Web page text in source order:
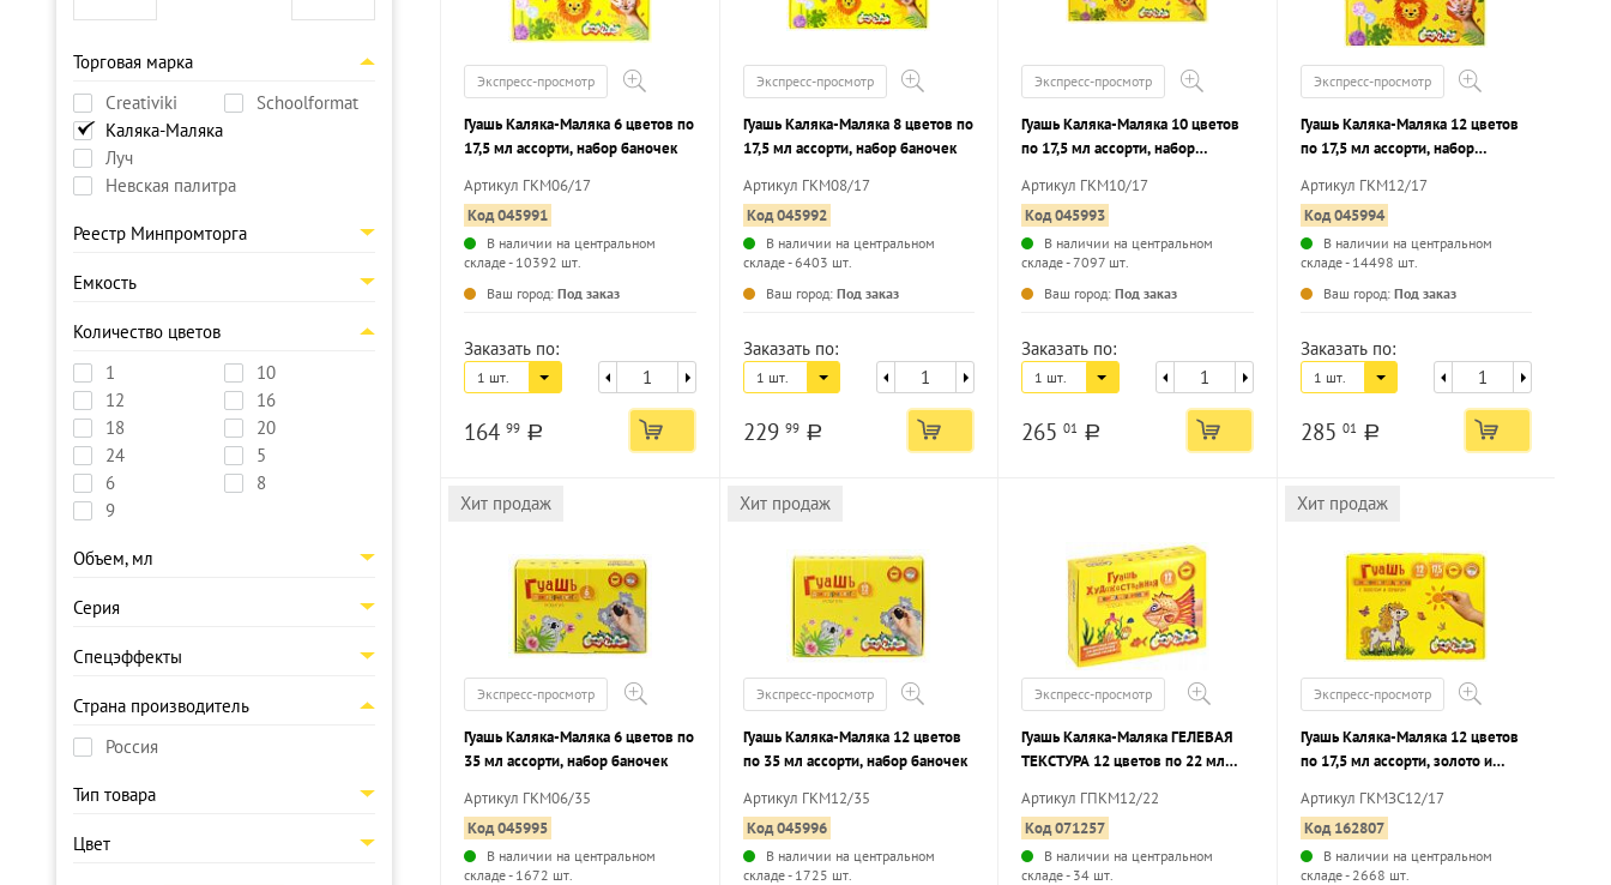
Торговая марка
Creativiki
Schoolformat
Каляка-Маляка
Луч
Невская палитра
Реестр Минпромторга
Емкость
Количество цветов
1
10
12
16
18
20
24
5
6
8
9
Объем, мл
Серия
Спецэффекты
Страна производитель
Россия
Тип товара
Цвет
Экспресс-просмотр
Гуашь Каляка-Маляка 6 цветов по
17,5 мл ассорти, набор баночек
Артикул ГКМ06/17
Код 045991
В наличии на центральном
складе - 10392 шт.
Ваш город: Под заказ
Заказать по:
1 шт.
164 99 a
Экспресс-просмотр
Гуашь Каляка-Маляка 8 цветов по
17,5 мл ассорти, набор баночек
Артикул ГКМ08/17
Код 045992
В наличии на центральном
складе - 6403 шт.
Ваш город: Под заказ
Заказать по:
1 шт.
229 99 a
Экспресс-просмотр
Гуашь Каляка-Маляка 10 цветов
по 17,5 мл ассорти, набор
Артикул ГКМ10/17
Код 045993
В наличии на центральном
складе - 7097 шт.
Ваш город: Под заказ
Заказать по:
1 шт.
265 01 a
Экспресс-просмотр
Гуашь Каляка-Маляка 12 цветов
по 17,5 мл ассорти, набор
Артикул ГКМ12/17
Код 045994
В наличии на центральном
складе - 14498 шт.
Ваш город: Под заказ
Заказать по:
1 шт.
285 01 a
Хит продаж
Экспресс-просмотр
Гуашь Каляка-Маляка 6 цветов по
35 мл ассорти, набор баночек
Артикул ГКМ06/35
Код 045995
В наличии на центральном
складе - 1672 шт.
Хит продаж
Экспресс-просмотр
Гуашь Каляка-Маляка 12 цветов
по 35 мл ассорти, набор баночек
Артикул ГКМ12/35
Код 045996
В наличии на центральном
складе - 1725 шт.
Экспресс-просмотр
Гуашь Каляка-Маляка ГЕЛЕВАЯ
ТЕКСТУРА 12 цветов по 22 мл
Артикул ГПКМ12/22
Код 071257
В наличии на центральном
складе - 34 шт.
Хит продаж
Экспресс-просмотр
Гуашь Каляка-Маляка 12 цветов
по 17,5 мл ассорти, золото и
Артикул ГКМЗС12/17
Код 162807
В наличии на центральном
складе - 2668 шт.